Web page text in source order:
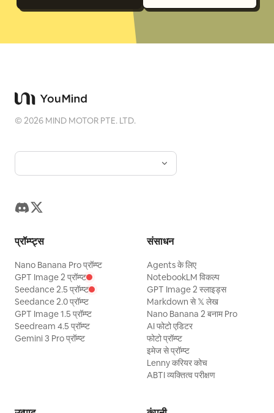
©2026 MIND MOTOR PTE. LTD.
प्रॉम्प्ट्स
Nano Banana Pro प्रॉम्प्ट
GPT Image 2 प्रॉम्प्ट
Seedance 2.5 प्रॉम्प्ट
Seedance 2.0 प्रॉम्प्ट
GPT Image 1.5 प्रॉम्प्ट
Seedream 4.5 प्रॉम्प्ट
Gemini 3 Pro प्रॉम्प्ट
संसाधन
Agents के लिए
NotebookLM विकल्प
GPT Image 2 स्लाइड्स
Markdown से 𝕏 लेख
Nano Banana 2 बनाम Pro
AI फोटो एडिटर
फोटो प्रॉम्प्ट
इमेज से प्रॉम्प्ट
Lenny करियर कोच
ABTI व्यक्तित्व परीक्षण